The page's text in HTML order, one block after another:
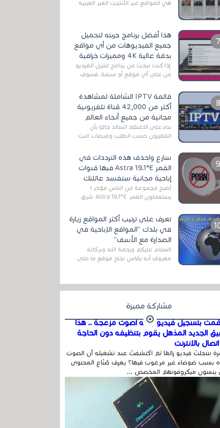
هي المواقع عبر الأنترنت الغير العربية
التي تقدم خدمة تحميل الأفلام على
هذا أفضل برنامج جربته لتحميل
جميع الفيديوهات من أي مواقع
بدقة عالية 4K ومميزات خرافية
إذا كنت تبحث عن برنامج لتنزيل الفيديو
من على أي موقع أو منصة، فسوف
الخاصة بالبرامج والتطبيقات في هذا
المج...
قائمة IPTV الشاملة لمشاهدة
أكثر من 42,000 قناة تلفزيونية
مجانية من جميع أنحاء العالم
بناءً على الاعتقاد السائد حاليًا بأن
التلفزيون حسب الطلب ومنصات البث
سارع واحذف هذه الترددات في
القمر Astra 19.1°E فبها قنوات
إباحية مجانية ستفسد عائلتك
أصبح مجموعة من الناس مؤخر ا
يستعملون القمر Astra 19.1°E شرق
قنوات مميزة جدا تنقل العديد من البرامج
اله...
تعرف على ترتيب أكثر المواقع زيارة
في بلدك "المواقع الإباحية في
الصدارة مع الأسف"
السلام عليكم ورحمة الله وبركاته
معروف أنه يقاس نجاح موقع ما على
في...
مشاركة مميزة
بتسجيل فيديو وفيه أصوت مزعجة .. هذا
الجديد المذهل يقوم بتنظيفه دون الحاجة
بالإنترنت
سجلتَ فيديو رائعًا ثم اكتشفتَ عند تشغيله أن الصوت
بسبب ضوضاء غير مرغوب فيها؟ يعرف صُنّاع المحتوى
ينسون ميكروفونهم المخصص ...